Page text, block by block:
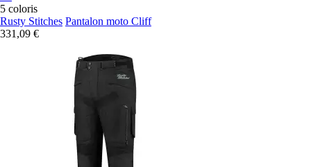
5 coloris
Rusty Stitches Pantalon moto Cliff
331,09 €